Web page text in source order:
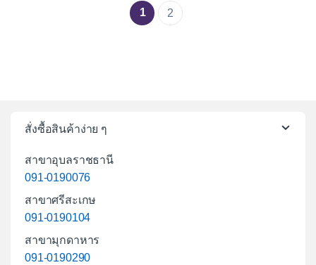
1 2
สั่งซื้อสินค้าง่าย ๆ
สาขาอุบลราชธานี
091-0190076
สาขาศรีสะเกษ
091-0190104
สาขามุกดาหาร
091-0190290